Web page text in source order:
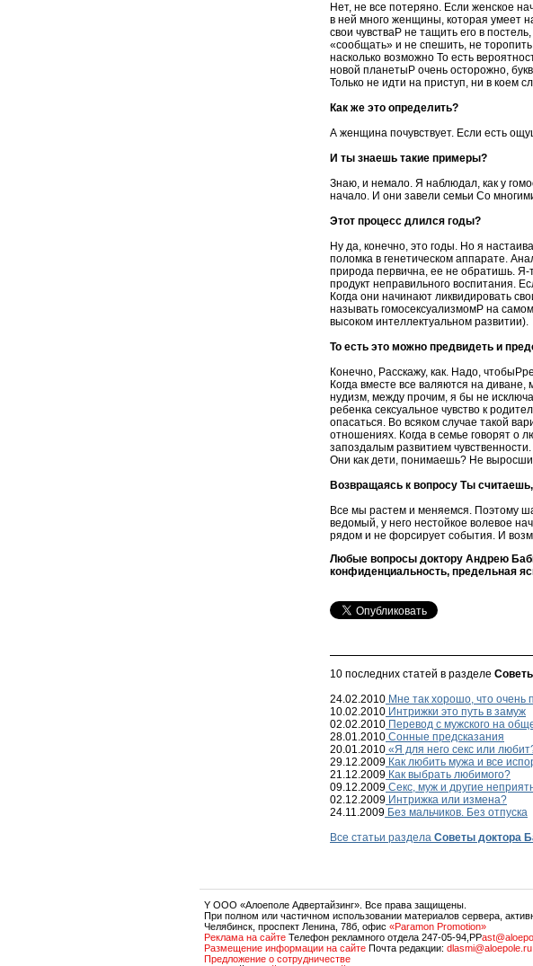
Нет, не все потеряно. Если женское
в ней много женщины, которая умеет
свои чувстваP не тащить его в
«сообщать» и не спешить, не
насколько возможно То есть
новой планетыP очень осторожно,
Только не идти на приступ, ни в коем
Как же это определить?
А женщина почувствует. Если есть
И ты знаешь такие примеры?
Знаю, и немало. Я наблюдал, как у
начало. И они завели семьи Со
Этот процесс длился годы?
Ну да, конечно, это годы. Но я
поломка в генетическом аппарате.
природа первична, ее не обратишь. Я-
продукт неправильного воспитания.
Когда они начинают ликвидировать
называть гомосексуализмомP на
высоком интеллектуальном развитии).
То есть это можно предвидеть и
Конечно, Расскажу, как. Надо,
Когда вместе все валяются на
нудизм, между прочим, я бы не
ребенка сексуальное чувство к
опасаться. Во всяком случае такой
отношениях. Когда в семье говорят о
запоздалым развитием
Они как дети, понимаешь? Не
Возвращаясь к вопросу Ты
Все мы растем и меняемся. Поэтому
ведомый, у него нестойкое волевое
рядом и не форсирует события. И
Любые вопросы доктору Андрею
конфиденциальность, предельная
10 последних статей в разделе
24.02.2010 Мне так хорошо, что очень
10.02.2010 Интрижки это путь в замуж
02.02.2010 Перевод с мужского на
28.01.2010 Сонные предсказания
20.01.2010 «Я для него секс или
29.12.2009 Как любить мужа и все
21.12.2009 Как выбрать любимого?
09.12.2009 Секс, муж и другие
02.12.2009 Интрижка или измена?
24.11.2009 Без мальчиков. Без отпуска
Все статьи раздела Советы доктора
Y OOO «Алоеполе Адвертайзинг». Все права защищены.
При полном или частичном использовании материалов сервера,
Челябинск, проспект Ленина, 78б, офис «Paramon Promotion»
Реклама на сайте Телефон рекламного отдела 247-05-94,PP
Размещение информации на сайте Почта редакции: dlasmi@aloepole.ru
Предложение о сотрудничестве